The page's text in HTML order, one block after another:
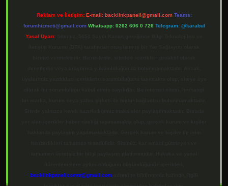
Reklam ve İletişim: E-mail: backlinkpaneli@gmail.com Teams:
forumhizmeti@gmail.com Whatsapp: 0262 606 0 726 Telegram: @karabul
Yasal Uyarı:
backlinkpanelicomtr@gmail.com